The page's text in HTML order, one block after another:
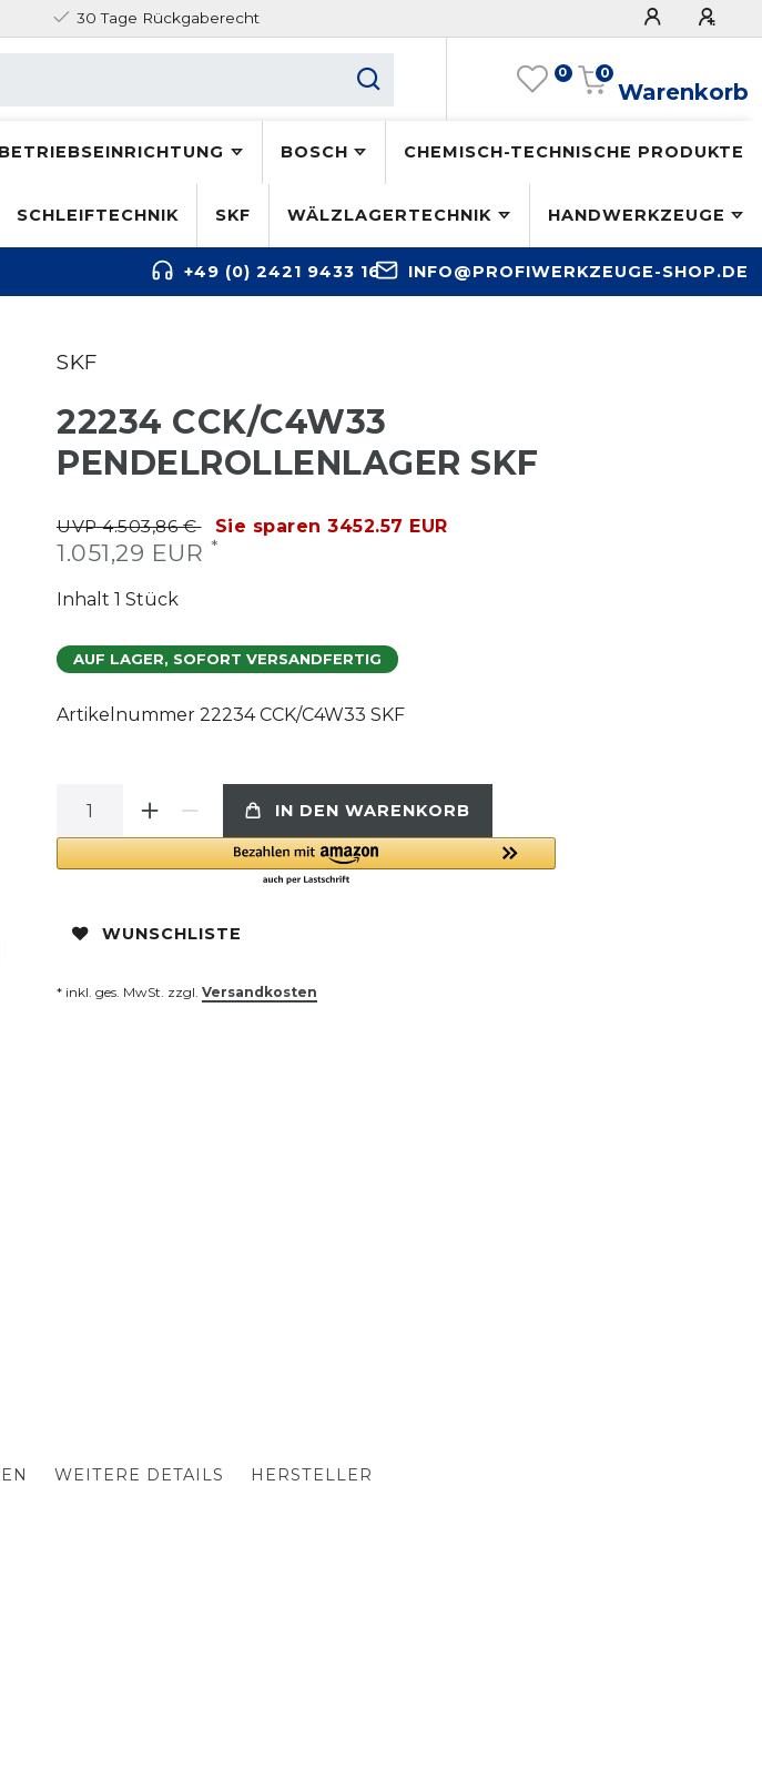
30 Tage Rückgaberecht
0
Warenkorb
0
BETRIEBSEINRICHTUNG BOSCH CHEMISCH-TECHNISCHE PRODUKTE
SCHLEIFTECHNIK SKF WÄLZLAGERTECHNIK HANDWERKZEUGE
+49 (0) 2421 9433 16 INFO@PROFIWERKZEUGE-SHOP.DE
SKF
22234 CCK/C4W33
PENDELROLLENLAGER SKF
UVP 4.503,86 € Sie sparen 3452.57 EUR
1.051,29 EUR *
Inhalt 1 Stück
AUF LAGER, SOFORT VERSANDFERTIG
Artikelnummer 22234 CCK/C4W33 SKF
IN DEN WARENKORB
WUNSCHLISTE
* inkl. ges. MwSt. zzgl. Versandkosten
WEITERE DETAILS HERSTELLER